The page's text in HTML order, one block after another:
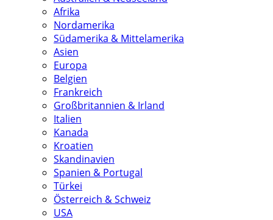
Afrika
Nordamerika
Südamerika & Mittelamerika
Asien
Europa
Belgien
Frankreich
Großbritannien & Irland
Italien
Kanada
Kroatien
Skandinavien
Spanien & Portugal
Türkei
Österreich & Schweiz
USA